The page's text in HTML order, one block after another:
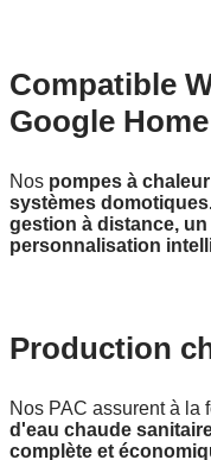
Compatible
Google Home
Nos pompes à chaleur
systèmes
gestion à distance,
personnalisation
Production
Nos PAC assurent à la
d'eau chaude
complète et